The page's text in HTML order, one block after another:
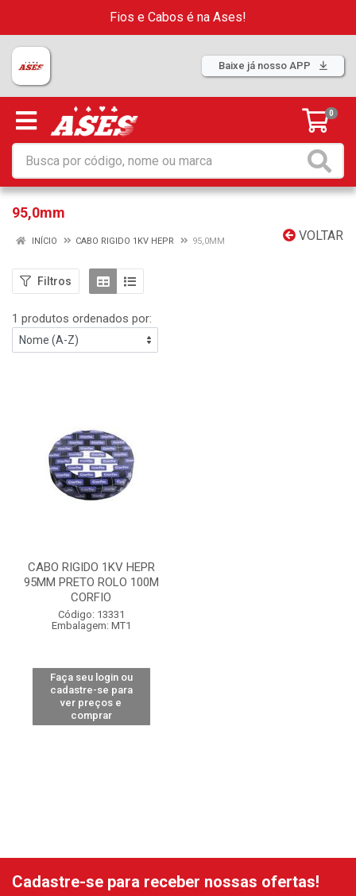
Fios e Cabos é na Ases!
Baixe já nosso APP
0
95,0mm
VOLTAR
INÍCIO CABO RIGIDO 1KV HEPR 95,0MM
Filtros
1 produtos ordenados por:
CABO RIGIDO 1KV HEPR
95MM PRETO ROLO 100M
CORFIO
Código: 13331
Embalagem: MT1
Faça seu login ou
cadastre-se para
ver preços e
comprar
Cadastre-se para receber nossas ofertas!